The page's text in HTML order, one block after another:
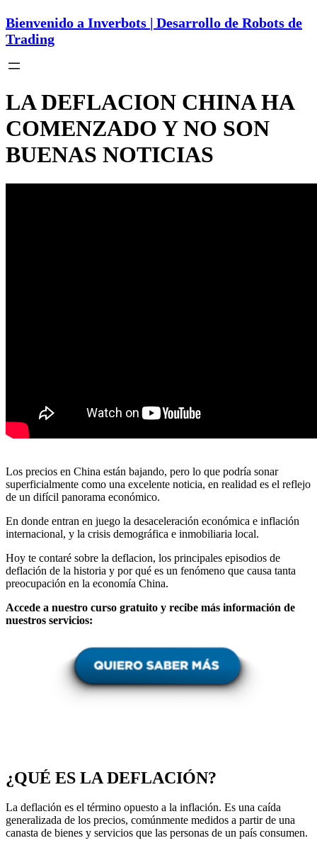
Bienvenido a Inverbots | Desarrollo de Robots de
Trading
LA DEFLACION CHINA HA
COMENZADO Y NO SON
BUENAS NOTICIAS
Los precios en China están bajando, pero lo que podría sonar
superficialmente como una excelente noticia, en realidad es el reflejo
de un difícil panorama económico.
En donde entran en juego la desaceleración económica e inflación
internacional, y la crisis demográfica e inmobiliaria local.
Hoy te contaré sobre la deflacion, los principales episodios de
deflación de la historia y por qué es un fenómeno que causa tanta
preocupación en la economía China.
Accede a nuestro curso gratuito y recibe más información de
nuestros servicios:
¿QUÉ ES LA DEFLACIÓN?
La deflación es el término opuesto a la inflación. Es una caída
generalizada de los precios, comúnmente medidos a partir de una
canasta de bienes y servicios que las personas de un país consumen.